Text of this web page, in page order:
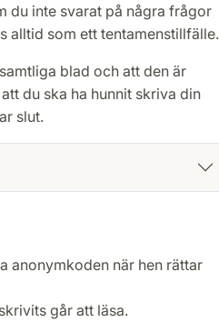
du inte svarat på några frågor
alltid som ett tentamenstillfälle.
blad och att den är
du ska ha hunnit skriva din
slut.
anonymkoden när hen rättar
går att läsa.